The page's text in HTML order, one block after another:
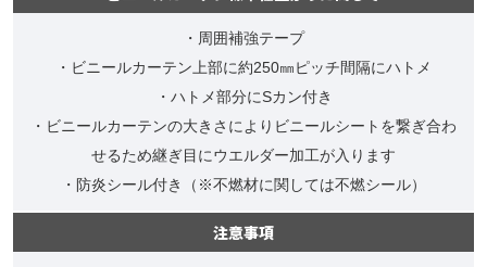
・周囲補強テープ
・ビニールカーテン上部に約250㎜ピッチ間隔にハトメ
・ハトメ部分にSカン付き
・ビニールカーテンの大きさによりビニールシートを繋ぎ合わ
せるため継ぎ目にウエルダー加工が入ります
・防炎シール付き（※不燃材に関しては不燃シール）
注意事項